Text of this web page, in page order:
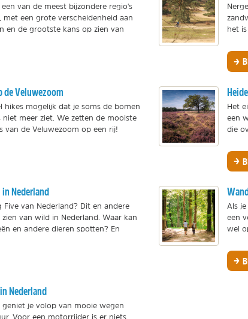
een van de meest bijzondere regio's
met een grote verscheidenheid aan
en de grootste kans op zien van
het
de Veluwezoom
hikes mogelijk dat je soms de bomen
meer ziet. We zetten de mooiste
van de Veluwezoom op een rij!
Het
een
die
Nederland
Five van Nederland? Dit en andere
van wild in Nederland. Waar kan
en andere dieren spotten? En
Als
een
wel
Nederland
je volop van mooie wegen
Voor een motorrijder is er niets